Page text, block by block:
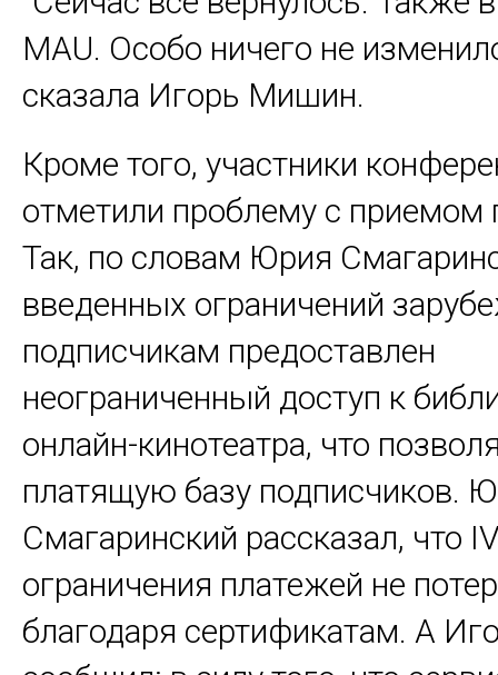
MAU. Особо ничего не
сказала Игорь Мишин.
Кроме того, участники
отметили проблему с приемом
Так, по словам Юрия
введенных ограничений
подписчикам предоставлен
неограниченный доступ к
онлайн-кинотеатра, что
платящую базу подписчиков.
Смагаринский рассказал, что
ограничения платежей не
благодаря сертификатам. А